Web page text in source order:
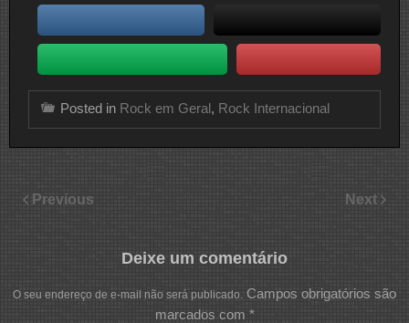
Posted in Rock em Geral, Rock Internacional
Previous Next
Deixe um comentário
O seu endereço de e-mail não será publicado. Campos obrigatórios são
marcados com *